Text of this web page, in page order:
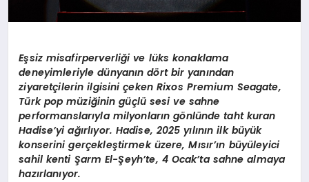
Eşsiz misafirperverliği ve lüks konaklama
deneyimleriyle dünyanın dört bir yanından
ziyaretçilerin ilgisini çeken Rixos Premium Seagate,
Türk pop müziğinin güçlü sesi ve sahne
performanslarıyla milyonların gönlünde taht kuran
Hadise’yi ağırlıyor. Hadise, 2025 yılının ilk büyük
konserini gerçekleştirmek üzere, Mısır’ın büyüleyici
sahil kenti Şarm El-Şeyh’te, 4 Ocak’ta sahne almaya
hazırlanıyor.